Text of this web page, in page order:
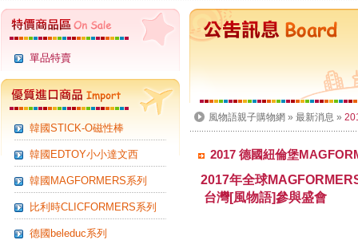
單品特賣
韓國STICK-O磁性棒
韓國EDTOY小小達文西
韓國MAGFORMERS系列
比利時CLICFORMERS系列
德國beleduc系列
風物語親子購物網 » 最新消息 »
2017 德國紐倫堡
2017年全球
台灣[風物語]參與盛會